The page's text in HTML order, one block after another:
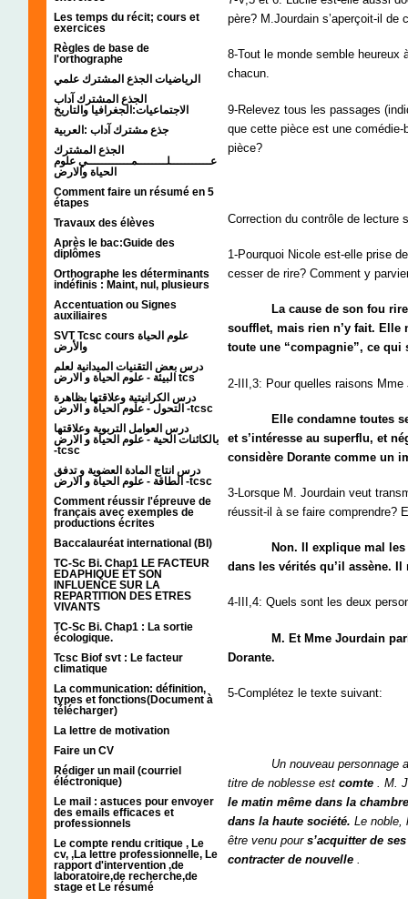
Les temps du récit; cours et
exercices
Règles de base de
l'orthographe
الرياضيات الجذع المشترك علمي
الجذع المشترك آداب
الاجتماعيات:الجغرافيا والتاريخ
جذع مشترك آداب :العربية
الجذع المشترك
عـــــــــــلــــــــمــــــــــــي علوم
الحياة والارض
Comment faire un résumé en 5
étapes
Travaux des élèves
Après le bac:Guide des
diplômes
Orthographe les déterminants
indéfinis : Maint, nul, plusieurs
Accentuation ou Signes
auxiliaires
SVT Tcsc cours علوم الحياة
والأرض
درس بعض التقنيات الميدانية لعلم
البيئة - علوم الحياة و الارض tcs
درس الكرانيتية وعلاقتها بظاهرة
التحول - علوم الحياة و الارض -tcsc
درس العوامل التربوية وعلاقتها
بالكائنات الحية - علوم الحياة و الارض
-tcsc
درس انتاج المادة العضوية و تدفق
الطاقة - علوم الحياة و الارض -tcsc
Comment réussir l'épreuve de
français avec exemples de
productions écrites
Baccalauréat international (BI)
TC-Sc Bi. Chap1 LE FACTEUR
EDAPHIQUE ET SON
INFLUENCE SUR LA
REPARTITION DES ETRES
VIVANTS
TC-Sc Bi. Chap1 : La sortie
écologique.
Tcsc Biof svt : Le facteur
climatique
La communication: définition,
types et fonctions(Document à
télécharger)
La lettre de motivation
Faire un CV
Rédiger un mail (courriel
éléctronique)
Le mail : astuces pour envoyer
des emails efficaces et
professionnels
Le compte rendu critique , Le
cv, ,La lettre professionnelle, Le
rapport d'intervention ,de
laboratoire,de recherche,de
stage et Le résumé
père? M.Jourdain s’aperçoit-il
8-Tout le monde semble heureux
chacun.
9-Relevez tous les passages
que cette pièce est une
pièce?
Correction du contrôle de lecture
1-Pourquoi Nicole est-elle prise
cesser de rire? Comment y
La cause de son fou rire
soufflet, mais rien n’y fait. Elle
toute une “compagnie”, ce
2-III,3: Pour quelles raisons
Elle condamne toutes ses
et s’intéresse au superflu, et
considère Dorante comme un
3-Lorsque M. Jourdain veut
réussit-il à se faire comprendre?
Non. Il explique mal les
dans les vérités qu’il assène.
4-III,4: Quels sont les deux
M. Et Mme Jourdain
Dorante.
5-Complétez le texte suivant:
Un nouveau
titre de noblesse est comte . M.
le matin même dans la
dans la haute société. Le noble,
être venu pour s’acquitter de
contracter de nouvelle .